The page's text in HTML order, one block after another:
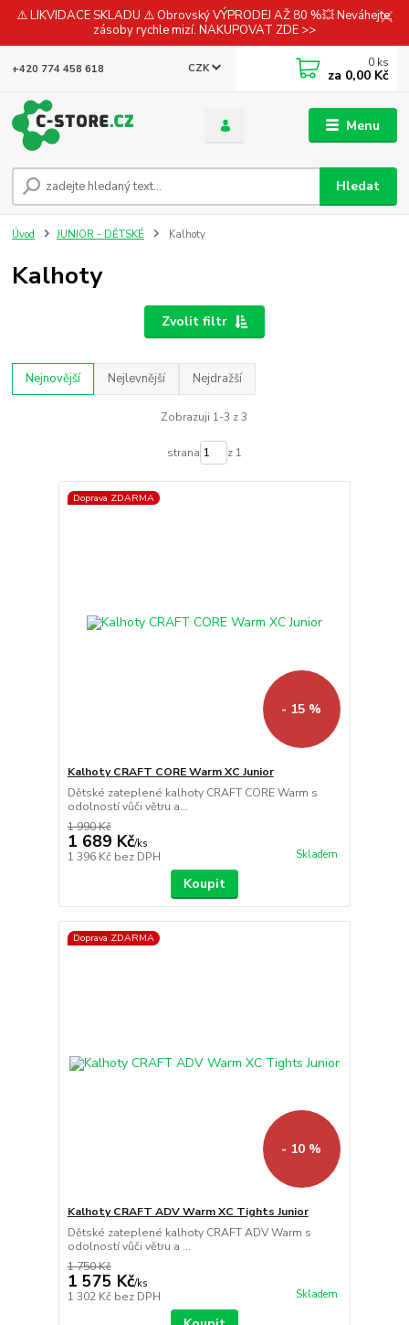
⚠️ LIKVIDACE SKLADU ⚠️ Obrovský VÝPRODEJ AŽ 80 %💥 Neváhejte,
zásoby rychle mizí. NAKUPOVAT ZDE >>
Menu
CZK
Hledat
+420 774 458 618 0 ks
za 0,00 Kč
Úvod JUNIOR - DĚTSKÉ Kalhoty
Kalhoty
Zvolit filtr
Nejnovější Nejlevnější Nejdražší
Zobrazuji 1-3 z 3
strana z 1
Doprava ZDARMA
- 15 %
Kalhoty CRAFT CORE Warm XC Junior
Dětské zateplené kalhoty CRAFT CORE Warm s
odolností vůči větru a...
1 990 Kč
1 689 Kč/ks
1 396 Kč bez DPH Skladem
Koupit
Doprava ZDARMA
- 10 %
Kalhoty CRAFT ADV Warm XC Tights Junior
Dětské zateplené kalhoty CRAFT ADV Warm s
odolností vůči větru a ...
1 750 Kč
1 575 Kč/ks
1 302 Kč bez DPH Skladem